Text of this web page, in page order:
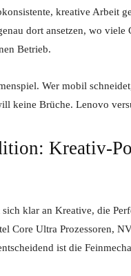
kreative Arbeit
dort ansetzen, wo viele
Betrieb.
Wer mobil
keine Brüche. Lenovo
Kreativ-
klar an Kreative, die
Core Ultra Prozessoren,
ist die